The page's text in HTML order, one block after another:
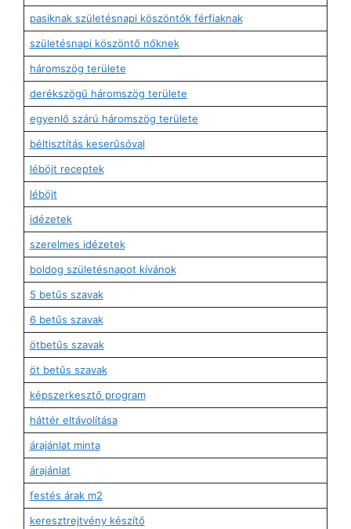
pasiknak születésnapi köszöntők férfiaknak
születésnapi köszöntő nőknek
háromszög területe
derékszögű háromszög területe
egyenlő szárú háromszög területe
béltisztítás keserűsóval
léböjt receptek
léböjt
idézetek
szerelmes idézetek
boldog születésnapot kívánok
5 betűs szavak
6 betűs szavak
ötbetűs szavak
öt betűs szavak
képszerkesztő program
háttér eltávolítása
árajánlat minta
árajánlat
festés árak m2
keresztrejtvény készítő